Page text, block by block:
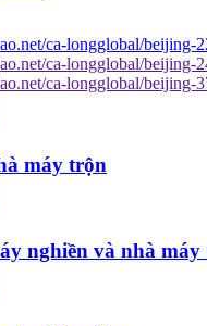
máy trộn
nghiền và nhà máy